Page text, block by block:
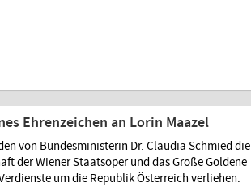
Ehrenzeichen an Lorin Maazel
von Bundesministerin Dr. Claudia Schmied die
der Wiener Staatsoper und das Große Goldene
um die Republik Österreich verliehen.